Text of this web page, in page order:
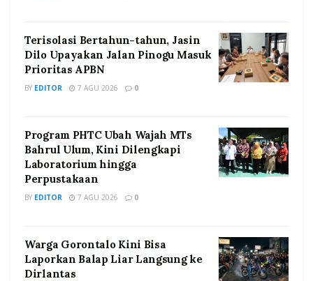
Terisolasi Bertahun-tahun, Jasin
Dilo Upayakan Jalan Pinogu Masuk
Prioritas APBN
BY EDITOR 7 AGU 2026 0
Program PHTC Ubah Wajah MTs
Bahrul Ulum, Kini Dilengkapi
Laboratorium hingga
Perpustakaan
BY EDITOR 7 AGU 2026 0
Warga Gorontalo Kini Bisa
Laporkan Balap Liar Langsung ke
Dirlantas